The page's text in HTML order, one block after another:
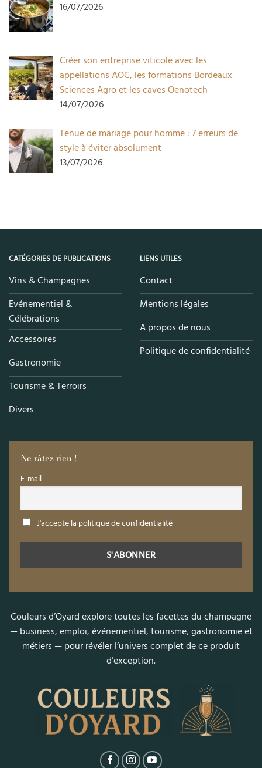
16/07/2026
Créer son entreprise viticole avec les
appellations AOC, les formations Bordeaux
Sciences Agro et les caves Oenotech
14/07/2026
Tenue de mariage pour homme : 7 erreurs de
style à éviter absolument
13/07/2026
CATÉGORIES DE PUBLICATIONS
Vins & Champagnes
Evénementiel &
Célébrations
Accessoires
Gastronomie
Tourisme & Terroirs
Divers
LIENS UTILES
Contact
Mentions légales
A propos de nous
Politique de confidentialité
Ne râtez rien !
E-mail
J'accepte la politique de confidentialité
Couleurs d’Oyard explore toutes les facettes du champagne
— business, emploi, événementiel, tourisme, gastronomie et
métiers — pour révéler l’univers complet de ce produit
d’exception.